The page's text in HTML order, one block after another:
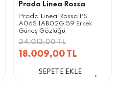
Prada Linea Rossa
Prada Linea Rossa PS
A06S 1AB02G 59 Erkek
Güneş Gözlüğü
24.013,00 TL
18.009,00 TL
SEPETE EKLE